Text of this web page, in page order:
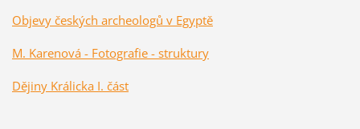
Objevy českých archeologů v Egyptě
M. Karenová - Fotografie - struktury
Dějiny Králicka I. část